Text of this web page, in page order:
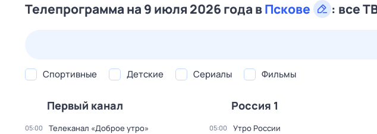
Телепрограмма на 9 июля 2026 года вПскове : все
Спортивные Детские Сериалы Фильмы
Первый канал
05:00 Телеканал «Доброе утро»
Россия 1
05:00 Утро России